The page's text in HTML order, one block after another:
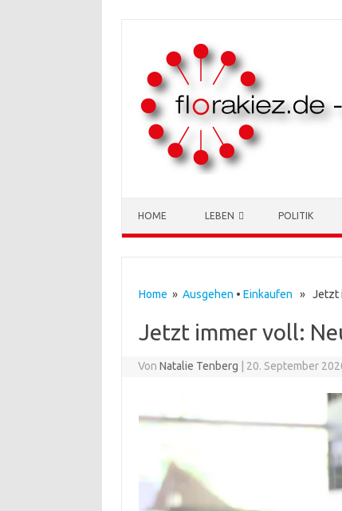
HOME LEBEN POLITIK
Home » Ausgehen • Einkaufen » Jetzt
Jetzt immer voll:
VonNatalie Tenberg 20. September